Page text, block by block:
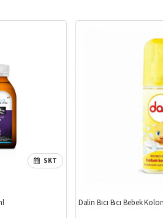
SKT
Dalin Bıcı Bıcı Bebek